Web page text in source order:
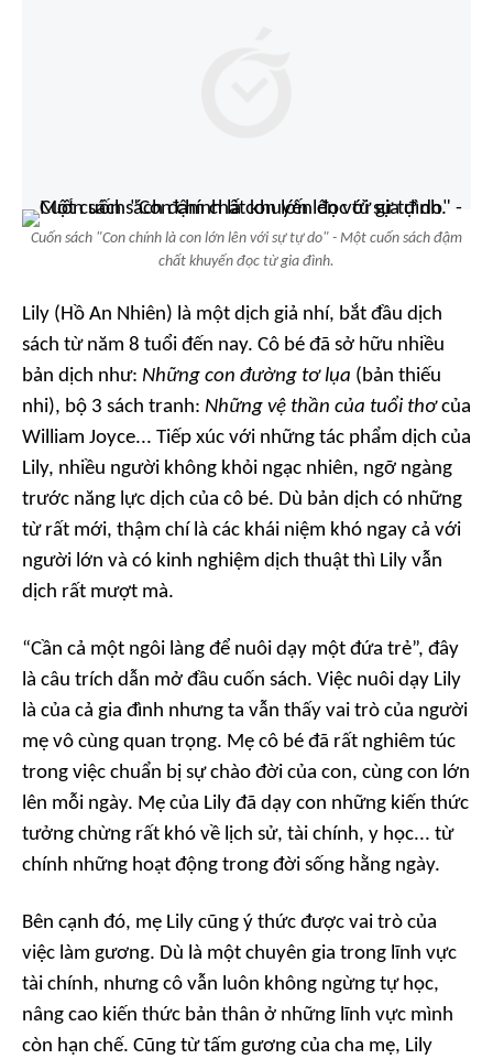
Cuốn sách "Con chính là con lớn lên với sự tự do" - Một cuốn sách đậm
chất khuyến đọc từ gia đình.
Lily (Hồ An Nhiên) là một dịch giả nhí, bắt đầu dịch
sách từ năm 8 tuổi đến nay. Cô bé đã sở hữu nhiều
bản dịch như: Những con đường tơ lụa (bản thiếu
nhi), bộ 3 sách tranh: Những vệ thần của tuổi thơcủa
William Joyce... Tiếp xúc với những tác phẩm dịch của
Lily, nhiều người không khỏi ngạc nhiên, ngỡ ngàng
trước năng lực dịch của cô bé. Dù bản dịch có những
từ rất mới, thậm chí là các khái niệm khó ngay cả với
người lớn và có kinh nghiệm dịch thuật thì Lily vẫn
dịch rất mượt mà.
“Cần cả một ngôi làng để nuôi dạy một đứa trẻ”, đây
là câu trích dẫn mở đầu cuốn sách. Việc nuôi dạy Lily
là của cả gia đình nhưng ta vẫn thấy vai trò của người
mẹ vô cùng quan trọng. Mẹ cô bé đã rất nghiêm túc
trong việc chuẩn bị sự chào đời của con, cùng con lớn
lên mỗi ngày. Mẹ của Lily đã dạy con những kiến thức
tưởng chừng rất khó về lịch sử, tài chính, y học... từ
chính những hoạt động trong đời sống hằng ngày.
Bên cạnh đó, mẹ Lily cũng ý thức được vai trò của
việc làm gương. Dù là một chuyên gia trong lĩnh vực
tài chính, nhưng cô vẫn luôn không ngừng tự học,
nâng cao kiến thức bản thân ở những lĩnh vực mình
còn hạn chế. Cũng từ tấm gương của cha mẹ, Lily